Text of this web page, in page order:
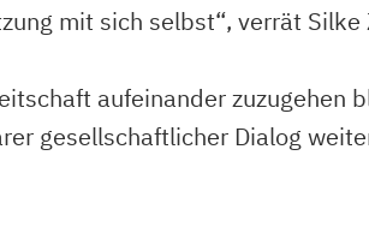
mit sich selbst“, verrät Silke
aufeinander zuzugehen
gesellschaftlicher Dialog